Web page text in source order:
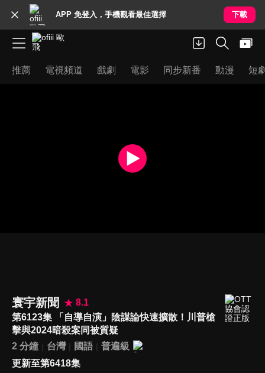
APP 免登入，手機觀看最佳選擇 下載
推薦 電視頻道 戲劇 電影 同步新番 動漫 短
寰宇新聞
8.1
第6123集 「自導自演」陰謀論快速擴散！川普槍
擊與2024暗殺案同被質疑
2 分鐘
台灣 國語
普遍級
更新至第6418集